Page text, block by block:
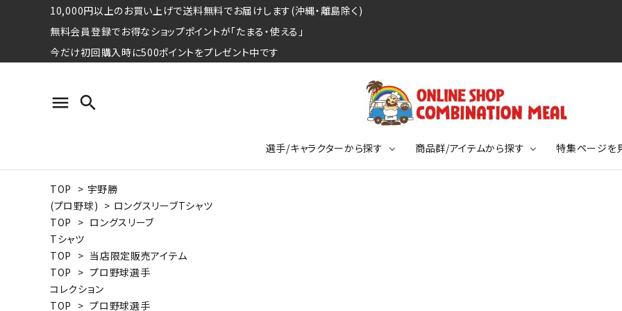
10,000円以上のお買い上げで送料無料でお届けします(沖縄・離島除く)
無料会員登録でお得なショップポイントが「たまる・使える」
今だけ初回購入時に500ポイントをプレゼント中です
menu search
選手/キャラクターから探す
プロ野球選手コレクション
日本プロサッカー選手会シリーズ
水泳競技選手コレクション
商品群/アイテムから探す
Tシャツ
パーカー
期間限定販売アイテム
特集ページを
特集ページ
ウォーレン･クロマティ
特集ページ
競走馬コレクション
TOP > 宇野勝
(プロ野球) > ロングスリーブTシャツ
TOP > ロングスリーブ
Tシャツ
TOP > 当店限定販売アイテム
TOP > プロ野球選手
コレクション
TOP > プロ野球選手